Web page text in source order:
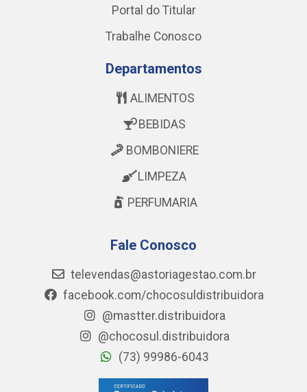
Portal do Titular
Trabalhe Conosco
Departamentos
ALIMENTOS
BEBIDAS
BOMBONIERE
LIMPEZA
PERFUMARIA
Fale Conosco
televendas@astoriagestao.com.br
facebook.com/chocosuldistribuidora
@mastter.distribuidora
@chocosul.distribuidora
(73) 99986-6043